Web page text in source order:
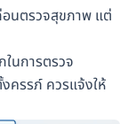
อนตรวจสุขภาพ แต่
นการตรวจ
ครรภ์ ควรแจ้งให้